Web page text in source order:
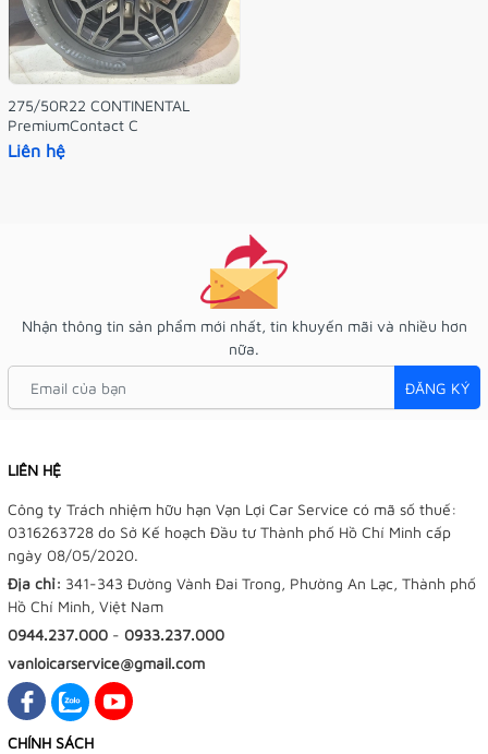
275/50R22 CONTINENTAL
PremiumContact C
Liên hệ
Nhận thông tin sản phẩm mới nhất, tin khuyến mãi và nhiều hơn
nữa.
ĐĂNG KÝ
LIÊN HỆ
Công ty Trách nhiệm hữu hạn Vạn Lợi Car Service có mã số thuế:
0316263728 do Sở Kế hoạch Đầu tư Thành phố Hồ Chí Minh cấp
ngày 08/05/2020.
Địa chỉ: 341-343 Đường Vành Đai Trong, Phường An Lạc, Thành phố
Hồ Chí Minh, Việt Nam
0944.237.000 - 0933.237.000
vanloicarservice@gmail.com
CHÍNH SÁCH